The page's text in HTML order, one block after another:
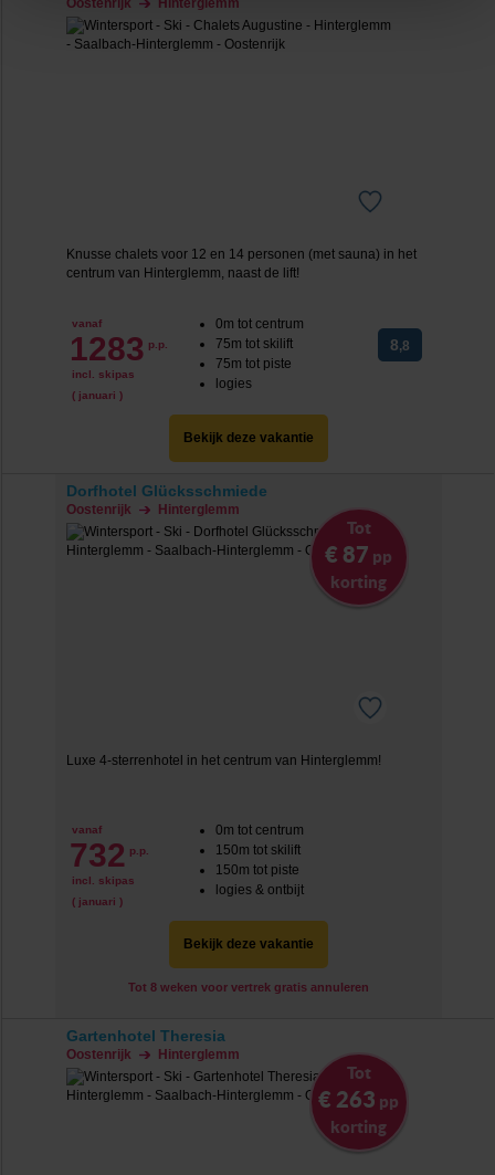
op de lichtblauwe knop linksonder in beeld en kies voor
‘verander jouw toestemming’. Je kunt dan weer per type
Oostenrijk Hinterglemm
Knusse chalets voor 12 en 14 personen (met sauna) in het
centrum van Hinterglemm, naast de lift!
vanaf
1283 p.p.
incl. skipas
( januari )
0m tot centrum
75m tot skilift
75m tot piste
logies
8,8
Bekijk deze vakantie
Dorfhotel Glücksschmiede
Oostenrijk Hinterglemm
Tot
€ 87 pp
korting
Luxe 4-sterrenhotel in het centrum van Hinterglemm!
vanaf
732 p.p.
incl. skipas
( januari )
0m tot centrum
150m tot skilift
150m tot piste
logies & ontbijt
Bekijk deze vakantie
Tot 8 weken voor vertrek gratis annuleren
Gartenhotel Theresia
Oostenrijk Hinterglemm
Tot
€ 263 pp
korting